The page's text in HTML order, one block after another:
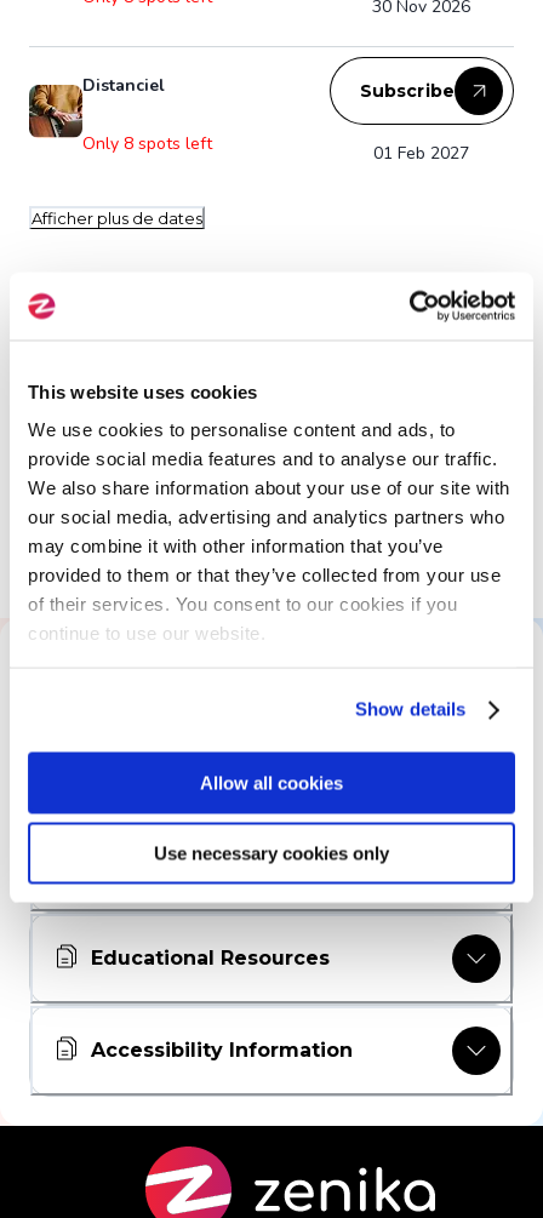
This website uses cookies
We use cookies to personalise content and ads, to
provide social media features and to analyse our traffic.
We also share information about your use of our site with
our social media, advertising and analytics partners who
may combine it with other information that you’ve
provided to them or that they’ve collected from your use
of their services. You consent to our cookies if you
continue to use our website.
Show details
Allow all cookies
Use necessary cookies only
La formation à distance peut se dérouler sur des
jours consécutifs ou se décomposer en demies
30 Nov 2026
Distanciel
Only 8 spots left 01 Feb 2027
Subscribe
Afficher plus de dates
Target Audience
informatique
Prerequisites
Connaissance sur JSON et REST
The Program
Skills Assessment
Educational Resources
Accessibility Information